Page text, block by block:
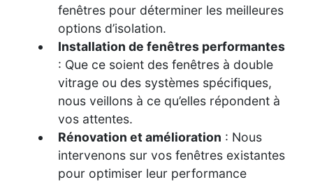
fenêtres pour déterminer les meilleures
options d’isolation.
Installation de fenêtres performantes
: Que ce soient des fenêtres à double
vitrage ou des systèmes spécifiques,
nous veillons à ce qu’elles répondent à
vos attentes.
Rénovation et amélioration : Nous
intervenons sur vos fenêtres existantes
pour optimiser leur performance